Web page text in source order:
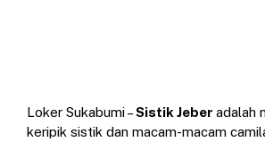
Loker Sukabumi –Sistik Jeber adalah
keripik sistik dan macam-macam